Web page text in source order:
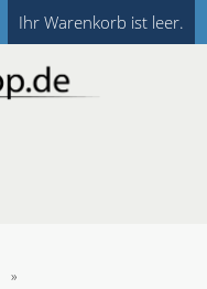
Ihr Warenkorb ist leer.
»